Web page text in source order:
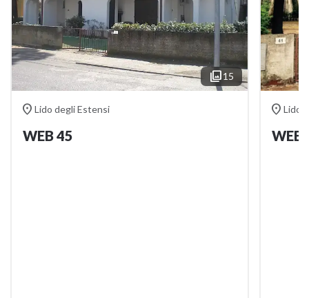
15
 Lido degli Estensi
WEB 45
 Lido
WEB